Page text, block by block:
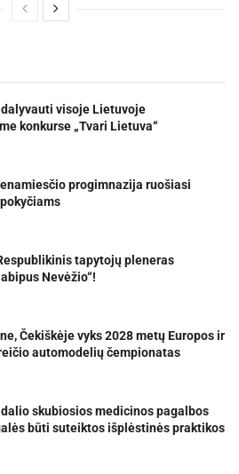
visoje Lietuvoje
konkurse „Tvari Lietuva“
progimnazija ruošiasi
tapytojų pleneras
Nevėžio“!
Čekiškėje vyks 2028 metų Europos ir
automodelių čempionatas
skubiosios medicinos pagalbos
būti suteiktos išplėstinės praktikos